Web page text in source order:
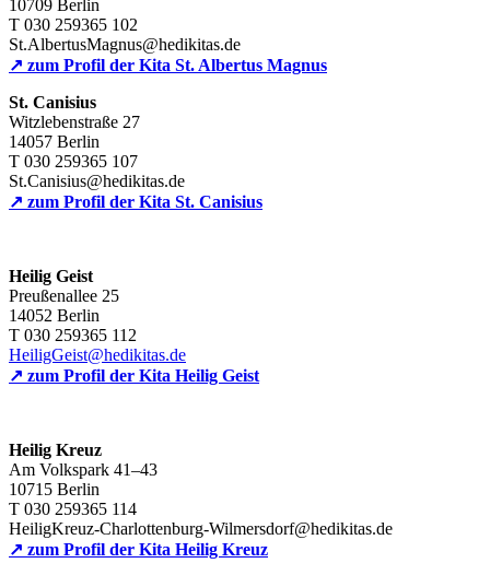
10709 Berlin
T 030 259365 102
St.AlbertusMagnus@hedikitas.de
↗ zum Profil der Kita St. Albertus Magnus
St. Canisius
Witzlebenstraße 27
14057 Berlin
T 030 259365 107
St.Canisius@hedikitas.de
↗ zum Profil der Kita St. Canisius
Heilig Geist
Preußenallee 25
14052 Berlin
T 030 259365 112
HeiligGeist@hedikitas.de
↗ zum Profil der Kita Heilig Geist
Heilig Kreuz
Am Volkspark 41–43
10715 Berlin
T 030 259365 114
HeiligKreuz-Charlottenburg-Wilmersdorf@hedikitas.de
↗ zum Profil der Kita Heilig Kreuz